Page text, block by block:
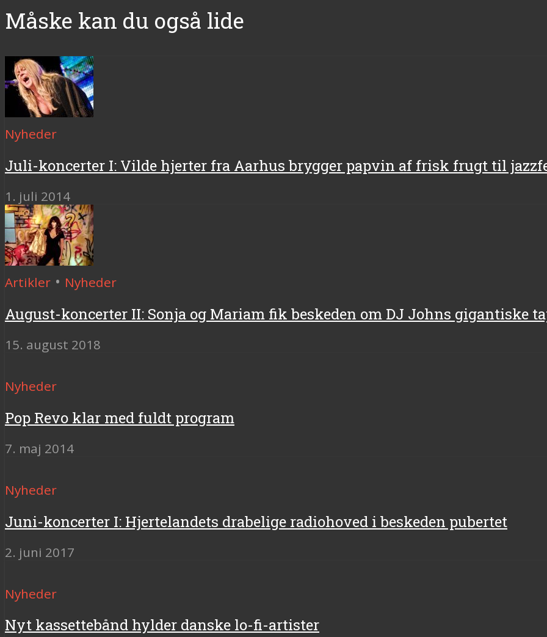
Måske kan du også lide
Nyheder
Juli-koncerter I: Vilde hjerter fra Aarhus brygger papvin af frisk frugt til
1. juli 2014
Artikler • Nyheder
August-koncerter II: Sonja og Mariam fik beskeden om DJ Johns gigantiske
15. august 2018
Nyheder
Pop Revo klar med fuldt program
7. maj 2014
Nyheder
Juni-koncerter I: Hjertelandets drabelige radiohoved i beskeden pubertet
2. juni 2017
Nyheder
Nyt kassettebånd hylder danske lo-fi-artister